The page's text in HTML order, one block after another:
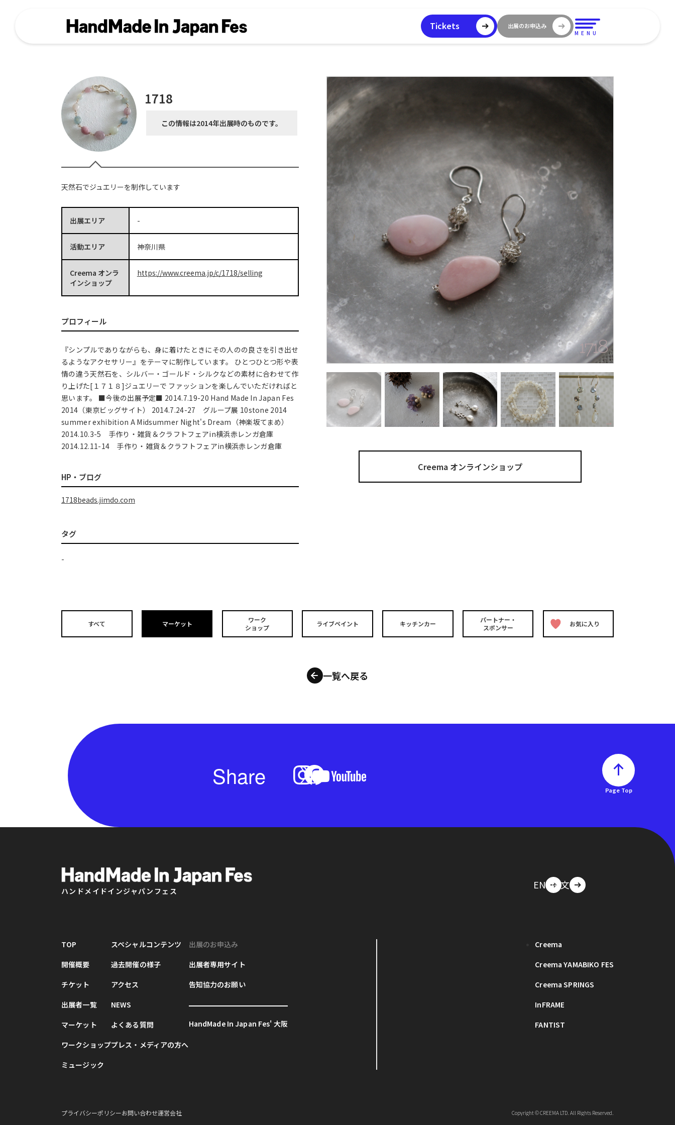
Tickets 出展のお申込み
MENU
1718
この情報は2014年出展時のものです。
天然石でジュエリーを制作しています
出展エリア -
活動エリア 神奈川県
Creema オンラ
インショップ
https://www.creema.jp/c/1718/selling
プロフィール
『シンプルでありながらも、身に着けたときにその人のの良さを引き出せ
るようなアクセサリー』をテーマに制作しています。 ひとつひとつ形や表
情の違う天然石を、シルバー・ゴールド・シルクなどの素材に合わせて作
り上げた[１７１８]ジュエリーで ファッションを楽しんでいただければと
思います。 ■今後の出展予定■ 2014.7.19-20 Hand Made In Japan Fes
2014（東京ビッグサイト） 2014.7.24-27 グループ展 10stone 2014
summer exhibition A Midsummer Night's Dream（神楽坂てまめ）
2014.10.3-5 手作り・雑貨＆クラフトフェアin横浜赤レンガ倉庫
2014.12.11-14 手作り・雑貨＆クラフトフェアin横浜赤レンガ倉庫
HP・ブログ
1718beads.jimdo.com
タグ
-
Creema オンラインショップ
すべて マーケット
ワーク
ショップ
ライブペイント キッチンカー
パートナー・
スポンサー
お気に入り
一覧へ戻る
Share
Page Top
ハンドメイドインジャパンフェス
EN 中文
TOP
開催概要
チケット
出展者一覧
マーケット
ワークショップ
ミュージック
スペシャルコンテンツ
過去開催の様子
アクセス
NEWS
よくある質問
プレス・メディアの方へ
出展のお申込み
出展者専用サイト
告知協力のお願い
HandMade In Japan Fes' 大阪
Creema
Creema YAMABIKO FES
Creema SPRINGS
InFRAME
FANTIST
プライバシーポリシーお問い合わせ運営会社 Copyright © CREEMA LTD. All Rights Reserved.